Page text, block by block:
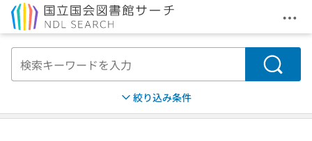
メ
検索
絞り込み条件